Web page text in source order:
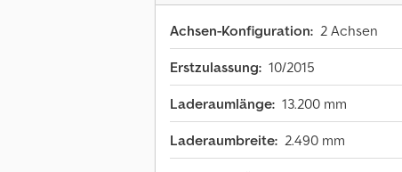
Achsen-Konfiguration: 2 Achsen
Erstzulassung: 10/2015
Laderaumlänge: 13.200 mm
Laderaumbreite: 2.490 mm